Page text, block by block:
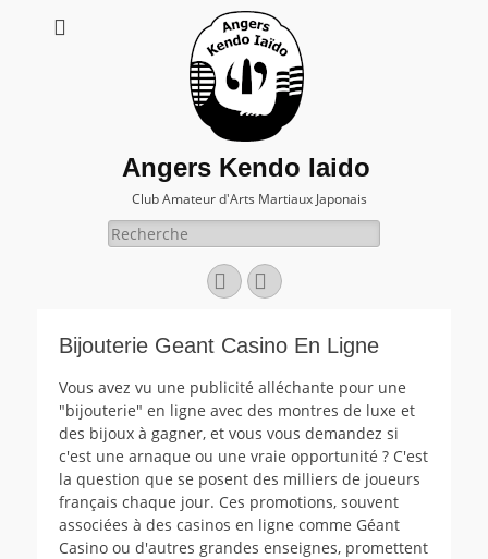
Angers Kendo Iaido
Club Amateur d'Arts Martiaux Japonais
Rechercher :
Facebook
E-
mail
Bijouterie Geant Casino En Ligne
Vous avez vu une publicité alléchante pour une
"bijouterie" en ligne avec des montres de luxe et
des bijoux à gagner, et vous vous demandez si
c'est une arnaque ou une vraie opportunité ? C'est
la question que se posent des milliers de joueurs
français chaque jour. Ces promotions, souvent
associées à des casinos en ligne comme Géant
Casino ou d'autres grandes enseignes, promettent